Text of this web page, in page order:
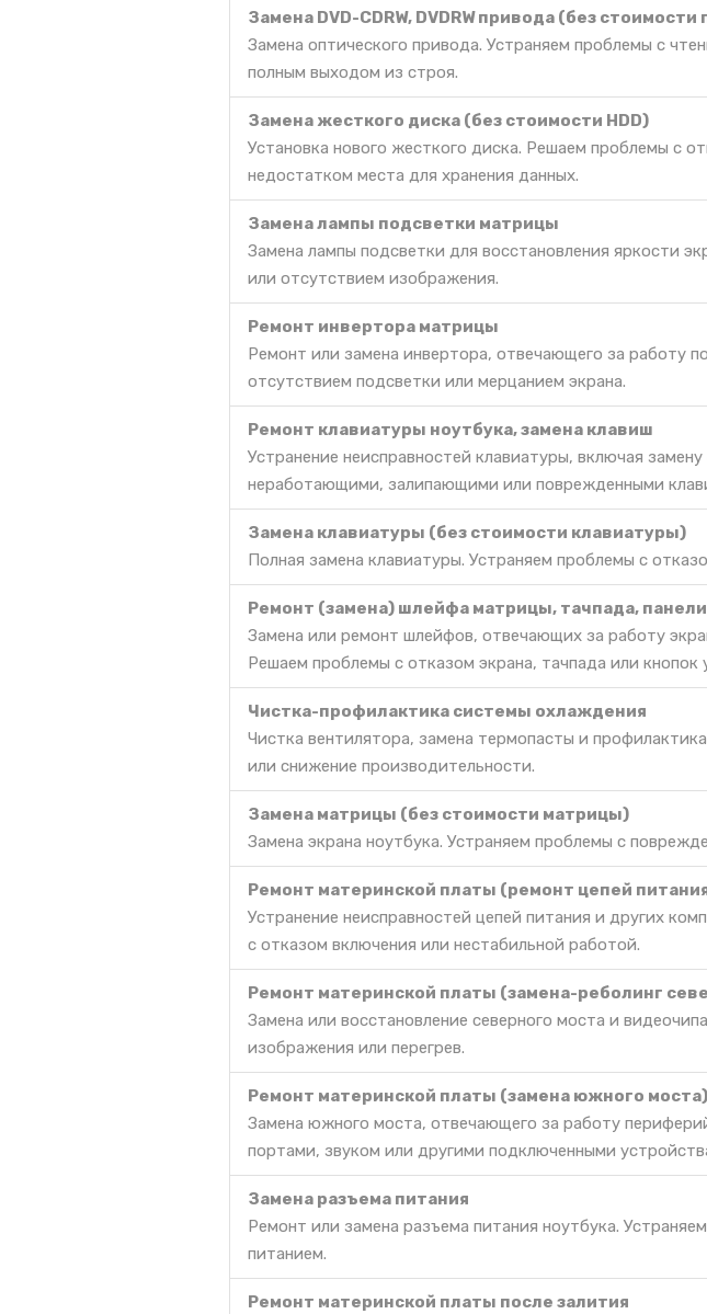
Замена DVD-CDRW, DVDRW привода (без
Замена оптического привода. Устраняем проблемы с
полным выходом из строя.
Замена жесткого диска (без стоимости HDD)
Установка нового жесткого диска. Решаем проблемы с
недостатком места для хранения данных.
Замена лампы подсветки матрицы
Замена лампы подсветки для восстановления яркости
или отсутствием изображения.
Ремонт инвертора матрицы
Ремонт или замена инвертора, отвечающего за работу
отсутствием подсветки или мерцанием экрана.
Ремонт клавиатуры ноутбука, замена клавиш
Устранение неисправностей клавиатуры, включая
неработающими, залипающими или поврежденными
Замена клавиатуры (без стоимости клавиатуры)
Полная замена клавиатуры. Устраняем проблемы с
Ремонт (замена) шлейфа матрицы, тачпада,
Замена или ремонт шлейфов, отвечающих за работу
Решаем проблемы с отказом экрана, тачпада или кнопок
Чистка-профилактика системы охлаждения
Чистка вентилятора, замена термопасты и
или снижение производительности.
Замена матрицы (без стоимости матрицы)
Замена экрана ноутбука. Устраняем проблемы с
Ремонт материнской платы (ремонт цепей
Устранение неисправностей цепей питания и других
с отказом включения или нестабильной работой.
Ремонт материнской платы (замена-реболинг
Замена или восстановление северного моста и
изображения или перегрев.
Ремонт материнской платы (замена южного моста)
Замена южного моста, отвечающего за работу
портами, звуком или другими подключенными
Замена разъема питания
Ремонт или замена разъема питания ноутбука.
питанием.
Ремонт материнской платы после залития